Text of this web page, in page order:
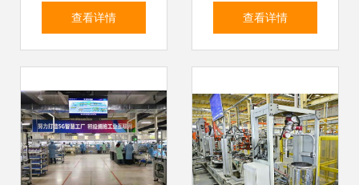
字一体化模式，构
动能的技术服务之
路
查看详情
业的 —— 上海厚
务新动态
查看详情